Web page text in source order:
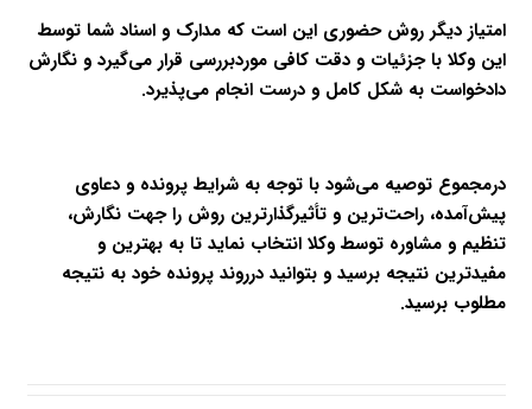
امتیاز دیگر روش حضوری این است که مدارک و اسناد شما توسط
این وکلا با جزئیات و دقت کافی موردبررسی قرار می‌گیرد و نگارش
دادخواست به شکل کامل و درست انجام می‌پذیرد.
درمجموع توصیه می‌شود با توجه به شرایط پرونده و دعاوی
پیش‌آمده، راحت‌ترین و تأثیرگذارترین روش را جهت نگارش،
تنظیم و مشاوره توسط وکلا انتخاب نماید تا به بهترین و
مفیدترین نتیجه برسید و بتوانید درروند پرونده خود به نتیجه
مطلوب برسید.